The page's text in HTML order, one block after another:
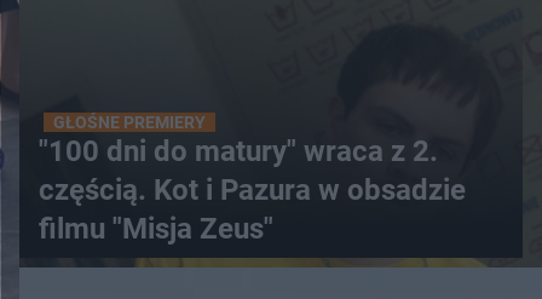
GŁOŚNE PREMIERY
"100 dni do matury" wraca z 2.
częścią. Kot i Pazura w obsadzie
filmu "Misja Zeus"